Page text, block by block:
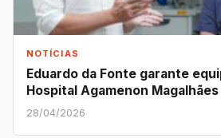
NOTÍCIAS
Eduardo da Fonte garante
Hospital Agamenon Magalhães
28/04/2026